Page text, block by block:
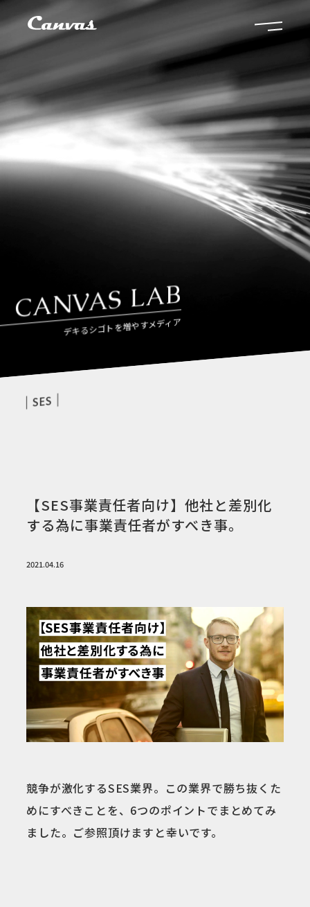
CANVAS LAB
デキるシゴトを増やすメディア
SES
【SES事業責任者向け】他社と差別化
する為に事業責任者がすべき事。
2021.04.16
競争が激化するSES業界。この業界で勝ち抜くた
めにすべきことを、6つのポイントでまとめてみ
ました。ご参照頂けますと幸いです。